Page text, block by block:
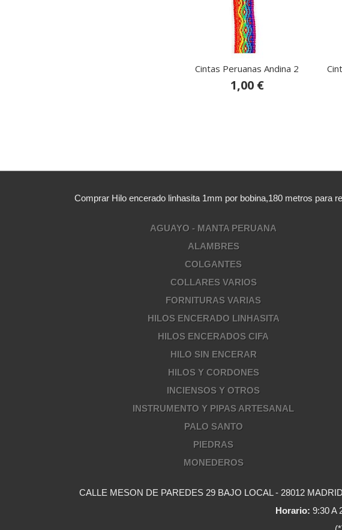
Cintas Peruanas Andina 2
1,00 €
Comprar Hilo encerado linhasita 1mm por bobina,180 metros para
AGUAYO - MANTA PERUANA
ALAMBRES
COLGANTES
COLLARES VARIOS
FORNITURAS VARIAS
HILOS ENCERADO LINHASITA
HILOS ENCERADOS CIFA
HILO SIN ENCERAR
HILOS Y CORDONES
INCIENSOS Y OTROS
INSTRUMENTO Y PIPAS ARTESANAL
PALO SANTO
PIEDRAS
MONEDEROS
CALLE MESON DE PAREDES 29 BAJO LOCAL - 28012
Horario: 9:30 A